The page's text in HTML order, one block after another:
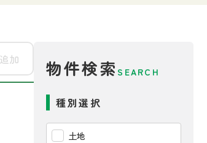
加 物件検索 SEARCH
種別選択
土地